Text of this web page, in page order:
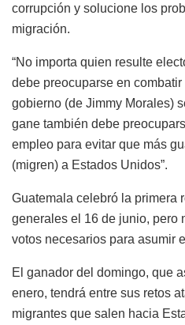
corrupción y solucione los
migración.
“No importa quien resulte
debe preocuparse en
gobierno (de Jimmy Morales)
gane también debe
empleo para evitar que más
(migren) a Estados Unidos”.
Guatemala celebró la primera
generales el 16 de junio, pero
votos necesarios para asumir
El ganador del domingo, que
enero, tendrá entre sus retos
migrantes que salen hacia